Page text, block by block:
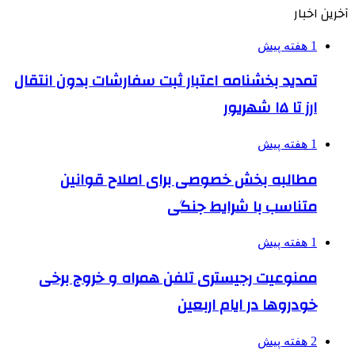
آخرین اخبار
1 هفته پیش
تمدید بخشنامه اعتبار ثبت سفارشات بدون انتقال
ارز تا ۱۵ شهریور
1 هفته پیش
مطالبه بخش خصوصی برای اصلاح قوانین
متناسب با شرایط جنگی
1 هفته پیش
ممنوعیت رجیستری تلفن همراه و خروج برخی
خودروها در ایام اربعین
2 هفته پیش